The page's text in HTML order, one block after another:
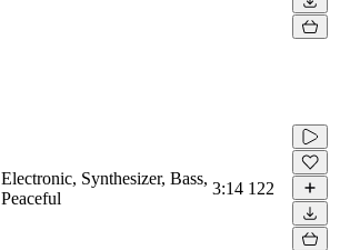
Electronic, Synthesizer, Bass,
Peaceful
3:14 122